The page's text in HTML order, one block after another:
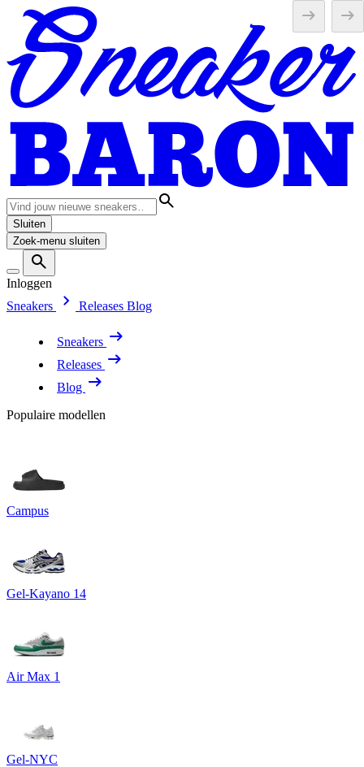
Sluiten
Zoek-menu sluiten
Inloggen
Sneakers
Releases Blog
Sneakers
Releases
Blog
Populaire modellen
Campus
Gel-Kayano 14
Air Max 1
Gel-NYC